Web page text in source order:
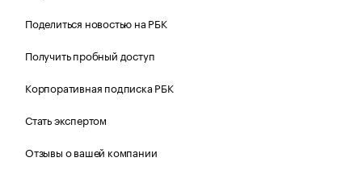
Поделиться новостью на РБК
Получить пробный доступ
Корпоративная подписка РБК
Стать экспертом
Отзывы о вашей компании